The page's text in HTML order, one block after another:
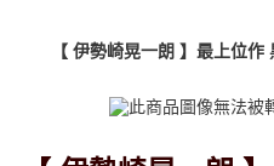
【 伊勢崎晃一朗 】最上位